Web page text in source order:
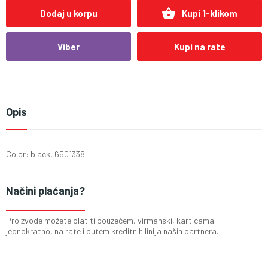
Dodaj u korpu shopping_basket Kupi 1-klikom
Viber Kupi na rate
Opis
Color: black, 6501338
Načini plaćanja?
Proizvode možete platiti pouzećem, virmanski, karticama
jednokratno, na rate i putem kreditnih linija naših partnera.